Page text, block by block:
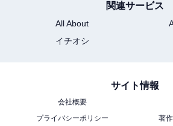
関連サービス
All About
イチオシ
サイト情報
会社概要
プライバシーポリシー
著